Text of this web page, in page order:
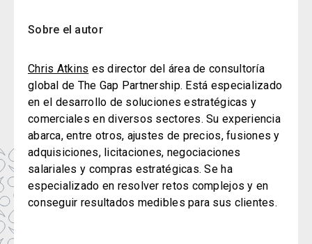
Sobre el autor
Chris Atkins es director del área de consultoría
global de The Gap Partnership. Está especializado
en el desarrollo de soluciones estratégicas y
comerciales en diversos sectores.Su experiencia
abarca, entre otros, ajustes de precios, fusiones y
adquisiciones, licitaciones, negociaciones
salariales y compras estratégicas.Se ha
especializado en resolver retos complejos y en
conseguir resultados medibles para sus clientes.